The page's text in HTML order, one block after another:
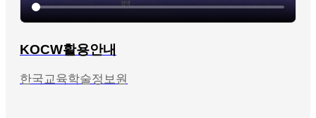
KOCW활용안내
한국교육학술정보원